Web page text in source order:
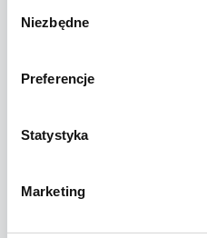
zgody
Niezbędne
Preferencje
Statystyka
Marketing